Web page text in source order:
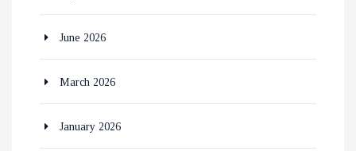
June 2026
March 2026
January 2026